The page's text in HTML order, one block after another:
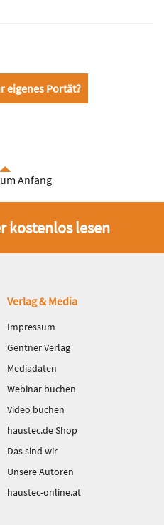
eigenes Portät?
Anfang
kostenlos lesen
Verlag & Media
Impressum
Gentner Verlag
Mediadaten
Webinar buchen
Video buchen
haustec.de Shop
Das sind wir
Unsere Autoren
haustec-online.at